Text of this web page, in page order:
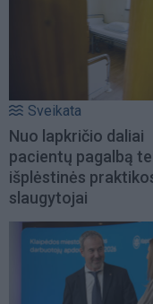
Sveikata
Nuo lapkričio daliai
pacientų pagalbą
išplėstinės
slaugytojai